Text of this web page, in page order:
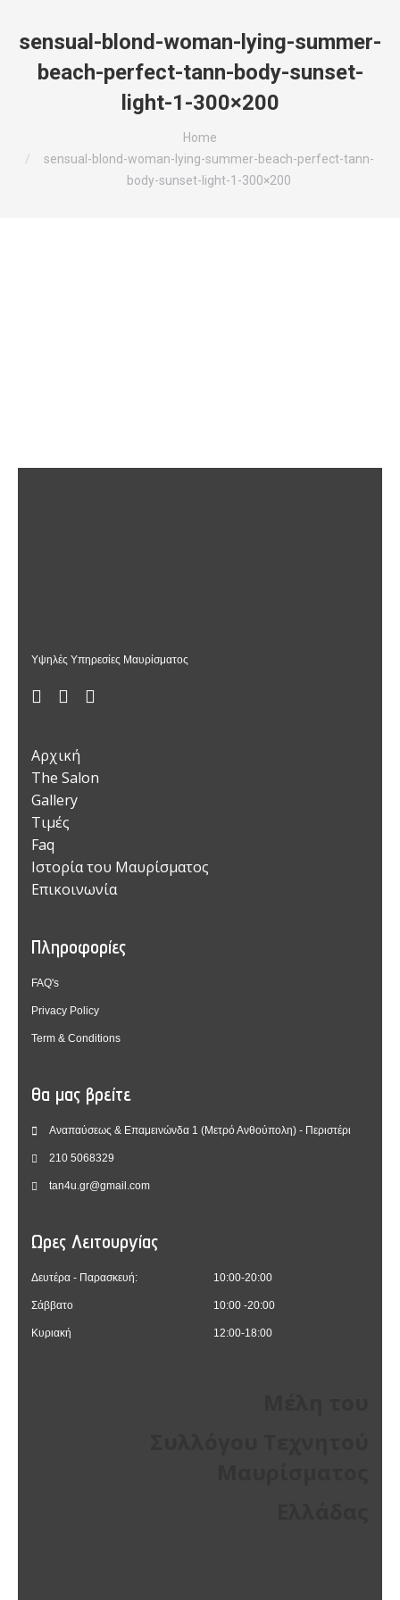
sensual-blond-woman-lying-summer-
beach-perfect-tann-body-sunset-
light-1-300×200
Home
sensual-blond-woman-lying-summer-beach-perfect-tann-
body-sunset-light-1-300×200
Υψηλές Υπηρεσίες Μαυρίσματος
Αρχική
The Salon
Gallery
Τιμές
Faq
Ιστορία του Μαυρίσματος
Επικοινωνία
Πληροφορίες
FAQ's
Privacy Policy
Term & Conditions
Θα μας βρείτε
Αναπαύσεως & Επαμεινώνδα 1 (Μετρό Ανθούπολη) - Περιστέρι
210 5068329
tan4u.gr@gmail.com
Ωρες Λειτουργίας
Δευτέρα - Παρασκευή:
Σάββατο
Κυριακή
10:00-20:00
10:00 -20:00
12:00-18:00